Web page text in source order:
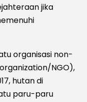
jika
organisasi non-
NGO),
hutan di
paru-paru